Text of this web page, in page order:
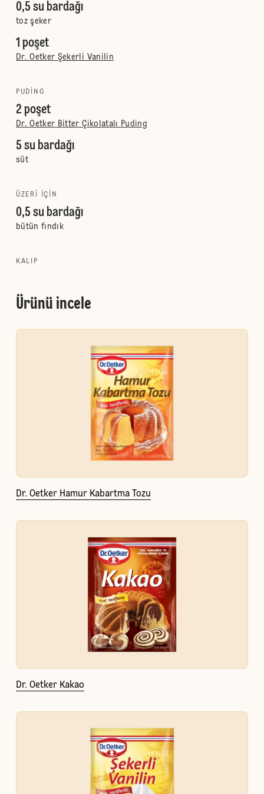
0,5 su bardağı
toz şeker
1 poşet
Dr. Oetker Şekerli Vanilin
PUDING
2 poşet
Dr. Oetker Bitter Çikolatalı Puding
5 su bardağı
süt
ÜZERI IÇIN
0,5 su bardağı
bütün fındık
KALIP
Ürünü incele
Dr. Oetker Hamur Kabartma Tozu
Dr. Oetker Kakao